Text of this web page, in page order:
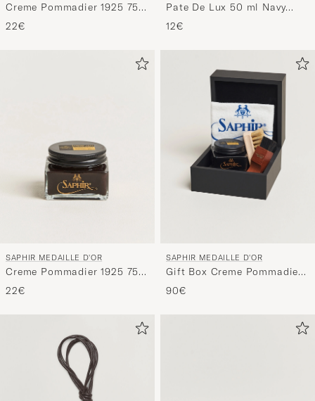
Creme Pommadier 1925 75
ml White
22€
Pate De Lux 50 ml Navy
Blue
12€
SAPHIR MEDAILLE D'OR
Creme Pommadier 1925 75
ml Dark Brown
22€
SAPHIR MEDAILLE D'OR
Gift Box Creme Pommadier
Black & Brush
90€